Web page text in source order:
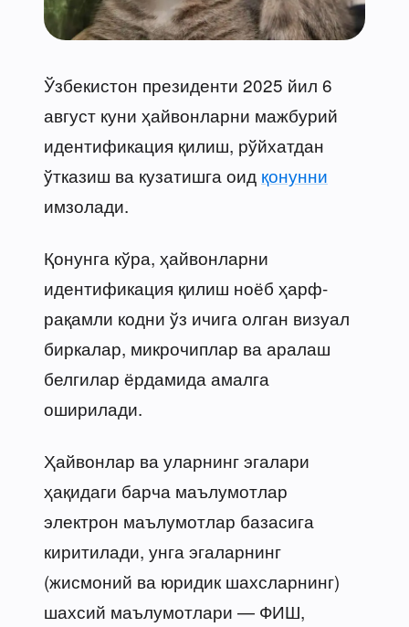
Ўзбекистон президенти 2025 йил 6
август куни ҳайвонларни мажбурий
идентификация қилиш, рўйхатдан
ўтказиш ва кузатишга оид қонунни
имзолади.
Қонунга кўра, ҳайвонларни
идентификация қилиш ноёб ҳарф-
рақамли кодни ўз ичига олган визуал
биркалар, микрочиплар ва аралаш
белгилар ёрдамида амалга
оширилади.
Ҳайвонлар ва уларнинг эгалари
ҳақидаги барча маълумотлар
электрон маълумотлар базасига
киритилади, унга эгаларнинг
(жисмоний ва юридик шахсларнинг)
шахсий маълумотлари — ФИШ,